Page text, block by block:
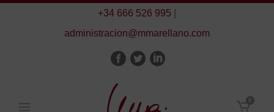
+34 666 526 995
administracion@mmarellano.com
0